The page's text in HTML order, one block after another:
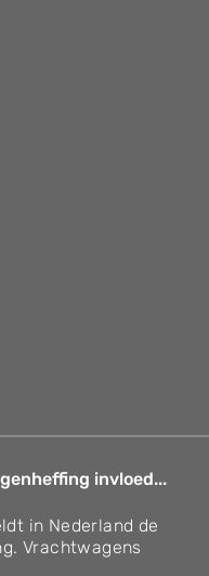
invloed...
in Nederland de
Vrachtwagens